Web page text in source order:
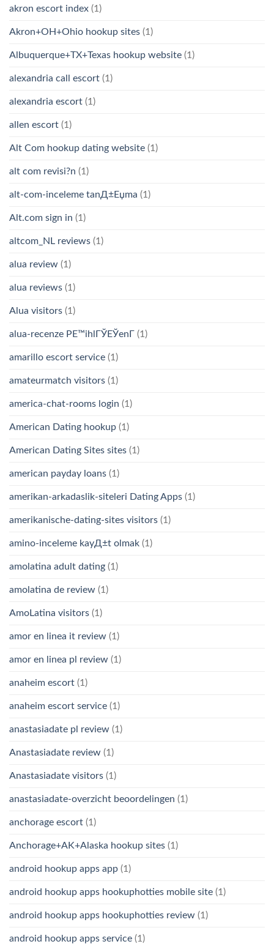
akron escort index (1)
Akron+OH+Ohio hookup sites (1)
Albuquerque+TX+Texas hookup website (1)
alexandria call escort (1)
alexandria escort (1)
allen escort (1)
Alt Com hookup dating website (1)
alt com revisi?n (1)
alt-com-inceleme tanД±Еџma (1)
Alt.com sign in (1)
altcom_NL reviews (1)
alua review (1)
alua reviews (1)
Alua visitors (1)
alua-recenze PЕ™ihlГЎЕЎenГ­ (1)
amarillo escort service (1)
amateurmatch visitors (1)
america-chat-rooms login (1)
American Dating hookup (1)
American Dating Sites sites (1)
american payday loans (1)
amerikan-arkadaslik-siteleri Dating Apps (1)
amerikanische-dating-sites visitors (1)
amino-inceleme kayД±t olmak (1)
amolatina adult dating (1)
amolatina de review (1)
AmoLatina visitors (1)
amor en linea it review (1)
amor en linea pl review (1)
anaheim escort (1)
anaheim escort service (1)
anastasiadate pl review (1)
Anastasiadate review (1)
Anastasiadate visitors (1)
anastasiadate-overzicht beoordelingen (1)
anchorage escort (1)
Anchorage+AK+Alaska hookup sites (1)
android hookup apps app (1)
android hookup apps hookuphotties mobile site (1)
android hookup apps hookuphotties review (1)
android hookup apps service (1)